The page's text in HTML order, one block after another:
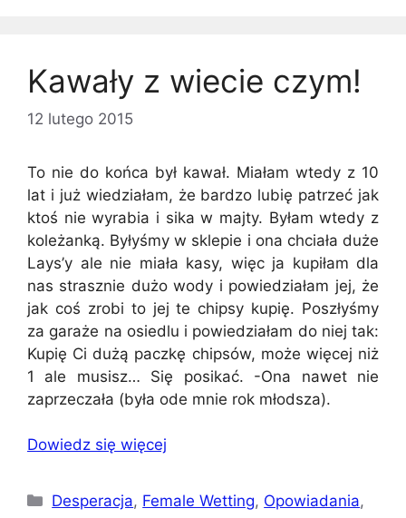
Kawały z wiecie czym!
12 lutego 2015
To nie do końca był kawał. Miałam wtedy z 10
lat i już wiedziałam, że bardzo lubię patrzeć jak
ktoś nie wyrabia i sika w majty. Byłam wtedy z
koleżanką. Byłyśmy w sklepie i ona chciała duże
Lays’y ale nie miała kasy, więc ja kupiłam dla
nas strasznie dużo wody i powiedziałam jej, że
jak coś zrobi to jej te chipsy kupię. Poszłyśmy
za garaże na osiedlu i powiedziałam do niej tak:
Kupię Ci dużą paczkę chipsów, może więcej niż
1 ale musisz… Się posikać. -Ona nawet nie
zaprzeczała (była ode mnie rok młodsza).
Dowiedz się więcej
Kategorie
Desperacja, Female Wetting, Opowiadania,